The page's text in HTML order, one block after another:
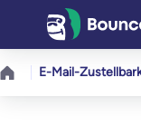
springen
E-Mail-